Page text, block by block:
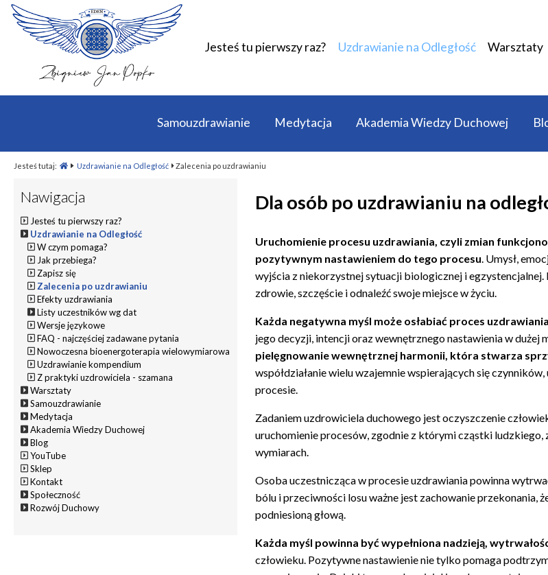
Jesteś tu pierwszy raz? Uzdrawianie na Odległość Warsztaty
Samouzdrawianie Medytacja Akademia Wiedzy Duchowej
Jesteś tutaj: Uzdrawianie na Odległość Zalecenia po uzdrawianiu
Dla osób po uzdrawianiu na
Uruchomienie procesu uzdrawiania, czyli zmian
pozytywnym nastawieniem do tego procesu. Umysł,
wyjścia z niekorzystnej sytuacji biologicznej i
zdrowie, szczęście i odnaleźć swoje miejsce w życiu.
Każda negatywna myśl może osłabiać proces
jego decyzji, intencji oraz wewnętrznego nastawienia w dużej
pielęgnowanie wewnętrznej harmonii, która stwarza
współdziałanie wielu wzajemnie wspierających się
procesie.
Zadaniem uzdrowiciela duchowego jest oczyszczenie
uruchomienie procesów, zgodnie z którymi cząstki
wymiarach.
Osoba uczestnicząca w procesie uzdrawiania powinna
bólu i przeciwności losu ważne jest zachowanie przekonania,
podniesioną głową.
Każda myśl powinna być wypełniona nadzieją,
człowieku. Pozytywne nastawienie nie tylko pomaga
Nawigacja
Jesteś tu pierwszy raz?
Uzdrawianie na Odległość
W czym pomaga?
Jak przebiega?
Zapisz się
Zalecenia po uzdrawianiu
Efekty uzdrawiania
Listy uczestników wg dat
Wersje językowe
FAQ - najczęściej zadawane pytania
Nowoczesna bioenergoterapia wielowymiarowa
Uzdrawianie kompendium
Z praktyki uzdrowiciela - szamana
Warsztaty
Samouzdrawianie
Medytacja
Akademia Wiedzy Duchowej
Blog
YouTube
Sklep
Kontakt
Społeczność
Rozwój Duchowy